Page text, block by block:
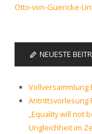
Otto-von-Guericke-
NEUESTE
Vollversammlung
Antrittsvorlesung
„Equality will not
Ungleichheit im